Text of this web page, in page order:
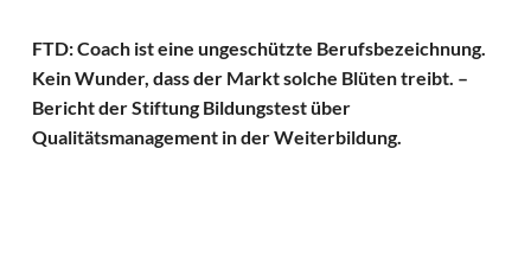
FTD: Coach ist eine ungeschützte Berufsbezeichnung.
Kein Wunder, dass der Markt solche Blüten treibt. –
Bericht der Stiftung Bildungstest über
Qualitätsmanagement in der Weiterbildung.